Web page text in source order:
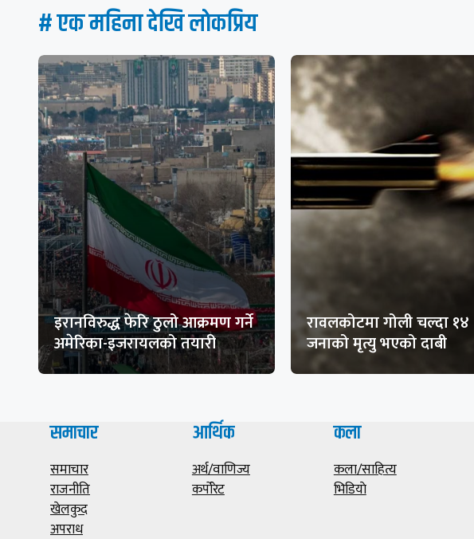
# एक महिना देखि लाेकप्रिय
इरानविरुद्ध फेरि ठुलो आक्रमण गर्ने
अमेरिका-इजरायलको तयारी
रावलकोटमा गोली चल्दा १४
जनाको मृत्यु भएको दाबी
समाचार
समाचार
राजनीति
खेलकुद
अपराध
आर्थिक
अर्थ/वाणिज्य
कर्पोरेट
कला
कला/साहित्य
भिडियाे